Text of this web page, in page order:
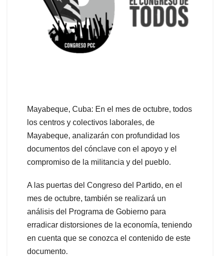
Mayabeque, Cuba: En el mes de octubre, todos
los centros y colectivos laborales, de
Mayabeque, analizarán con profundidad los
documentos del cónclave con el apoyo y el
compromiso de la militancia y del pueblo.
A las puertas del Congreso del Partido, en el
mes de octubre, también se realizará un
análisis del Programa de Gobierno para
erradicar distorsiones de la economía, teniendo
en cuenta que se conozca el contenido de este
documento.